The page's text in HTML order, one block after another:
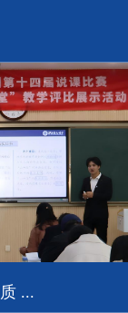
...